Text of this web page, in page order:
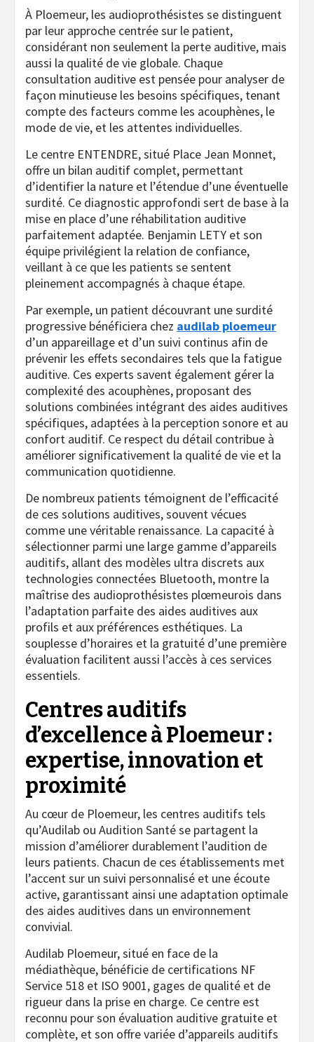
À Ploemeur, les audioprothésistes se distinguent
par leur approche centrée sur le patient,
considérant non seulement la perte auditive, mais
aussi la qualité de vie globale. Chaque
consultation auditive est pensée pour analyser de
façon minutieuse les besoins spécifiques, tenant
compte des facteurs comme les acouphènes, le
mode de vie, et les attentes individuelles.
Le centre ENTENDRE, situé Place Jean Monnet,
offre un bilan auditif complet, permettant
d’identifier la nature et l’étendue d’une éventuelle
surdité. Ce diagnostic approfondi sert de base à la
mise en place d’une réhabilitation auditive
parfaitement adaptée. Benjamin LETY et son
équipe privilégient la relation de confiance,
veillant à ce que les patients se sentent
pleinement accompagnés à chaque étape.
Par exemple, un patient découvrant une surdité
progressive bénéficiera chez audilab ploemeur
d’un appareillage et d’un suivi continus afin de
prévenir les effets secondaires tels que la fatigue
auditive. Ces experts savent également gérer la
complexité des acouphènes, proposant des
solutions combinées intégrant des aides auditives
spécifiques, adaptées à la perception sonore et au
confort auditif. Ce respect du détail contribue à
améliorer significativement la qualité de vie et la
communication quotidienne.
De nombreux patients témoignent de l’efficacité
de ces solutions auditives, souvent vécues
comme une véritable renaissance. La capacité à
sélectionner parmi une large gamme d’appareils
auditifs, allant des modèles ultra discrets aux
technologies connectées Bluetooth, montre la
maîtrise des audioprothésistes plœmeurois dans
l’adaptation parfaite des aides auditives aux
profils et aux préférences esthétiques. La
souplesse d’horaires et la gratuité d’une première
évaluation facilitent aussi l’accès à ces services
essentiels.
Centres auditifs
d’excellence à Ploemeur :
expertise, innovation et
proximité
Au cœur de Ploemeur, les centres auditifs tels
qu’Audilab ou Audition Santé se partagent la
mission d’améliorer durablement l’audition de
leurs patients. Chacun de ces établissements met
l’accent sur un suivi personnalisé et une écoute
active, garantissant ainsi une adaptation optimale
des aides auditives dans un environnement
convivial.
Audilab Ploemeur, situé en face de la
médiathèque, bénéficie de certifications NF
Service 518 et ISO 9001, gages de qualité et de
rigueur dans la prise en charge. Ce centre est
reconnu pour son évaluation auditive gratuite et
complète, et son offre variée d’appareils auditifs